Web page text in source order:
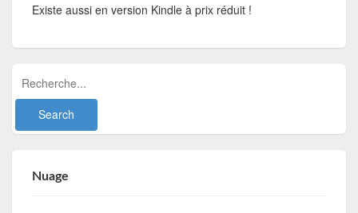
Existe aussi en version Kindle à prix réduit !
Nuage